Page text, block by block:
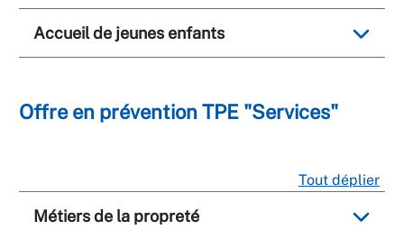
Accueil de jeunes enfants
Offre en prévention TPE "Services"
Tout déplier
Métiers de la propreté